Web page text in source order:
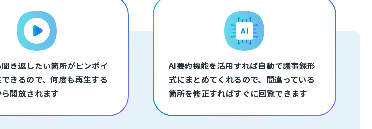
き返したい箇所がピンポイ
きるので、何度も再生する
開放されます
AI要約機能を活用すれば自動で議事録形
式にまとめてくれるので、間違っている
箇所を修正すればすぐに回覧できます